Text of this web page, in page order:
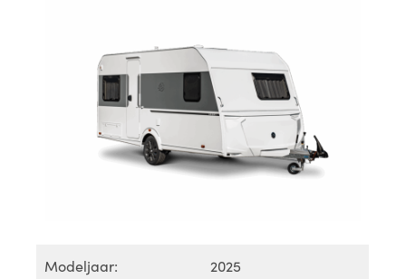
Modeljaar: 2025